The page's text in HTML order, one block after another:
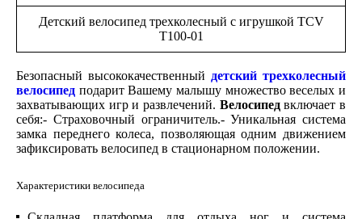
Детский велосипед трехколесный с игрушкой TCV
T100-01
Безопасный высококачественный детский трехколесный
велосипед подарит Вашему малышу множество веселых и
захватывающих игр и развлечений. Велосипедвключает в
себя:- Страховочный ограничитель.- Уникальная система
замка переднего колеса, позволяющая одним движением
зафиксировать велосипед в стационарном положении.
Характеристики велосипеда